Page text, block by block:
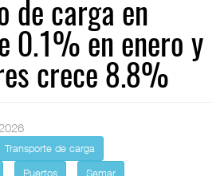
de carga en
0.1% en enero y
crece 8.8%
Transporte de carga
Puertos
Semar